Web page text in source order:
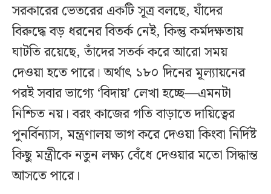
সরকারের ভেতরের একটি সূত্র বলছে, যাঁদের
বিরুদ্ধে বড় ধরনের বিতর্ক নেই, কিন্তু কর্মদক্ষতায়
ঘাটতি রয়েছে, তাঁদের সতর্ক করে আরো সময়
দেওয়া হতে পারে। অর্থাৎ ১৮০ দিনের মূল্যায়নের
পরই সবার ভাগ্যে ‘বিদায়’ লেখা হচ্ছে—এমনটা
নিশ্চিত নয়। বরং কাজের গতি বাড়াতে দায়িত্বের
পুনর্বিন্যাস, মন্ত্রণালয় ভাগ করে দেওয়া কিংবা নির্দিষ্ট
কিছু মন্ত্রীকে নতুন লক্ষ্য বেঁধে দেওয়ার মতো সিদ্ধান্ত
আসতে পারে।